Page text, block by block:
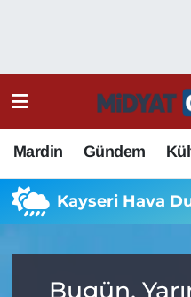
Mardin Gündem
Kayseri Hava
Bugün,